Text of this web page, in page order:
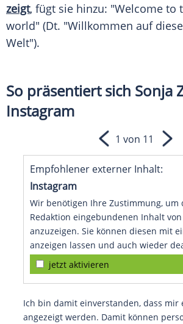
zeigt, fügt sie hinzu: "Welcome to
world" (Dt. "Willkommen auf
Welt").
So präsentiert sich Sonja
Instagram
Empfohlener externer Inhalt:
Instagram
Wir benötigen Ihre Zustimmung, um
Redaktion eingebundenen Inhalt
anzuzeigen. Sie können diesen mit
anzeigen lassen und auch wieder
jetzt aktivieren
Ich bin damit einverstanden, dass mir
angezeigt werden. Damit können
1 von 11